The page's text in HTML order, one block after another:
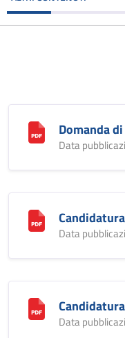
Domanda
Data
Data
Data